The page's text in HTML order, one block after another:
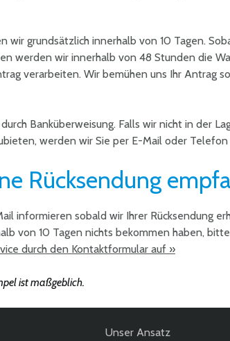
wir grundsätzlich innerhalb von 10 Tagen.
werden wir innerhalb von 48 Stunden die
verarbeiten. Wir bemühen uns Ihr Antrag
Banküberweisung. Falls wir nicht in der
werden wir Sie per E-Mail oder
Rücksendung
informieren sobald wir Ihrer Rücksendung
von 10 Tagen nichts bekommen haben, bitte
durch den Kontaktformular auf »
ist maßgeblich.
Unser Ansatz